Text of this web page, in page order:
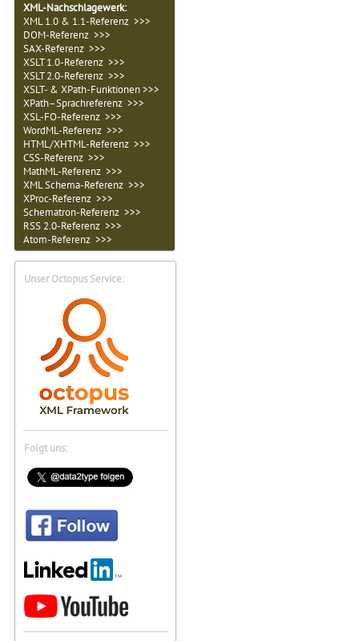
XML-Nachschlagewerk:
XML 1.0 & 1.1-Referenz >>>
DOM-Referenz >>>
SAX-Referenz >>>
XSLT 1.0-Referenz >>>
XSLT 2.0-Referenz >>>
XSLT- & XPath-Funktionen >>>
XPath–Sprachreferenz >>>
XSL-FO-Referenz >>>
WordML-Referenz >>>
HTML/XHTML-Referenz >>>
CSS-Referenz >>>
MathML-Referenz >>>
XML Schema-Referenz >>>
XProc-Referenz >>>
Schematron-Referenz >>>
RSS 2.0-Referenz >>>
Atom-Referenz >>>
Unser Octopus Service:
Folgt uns: